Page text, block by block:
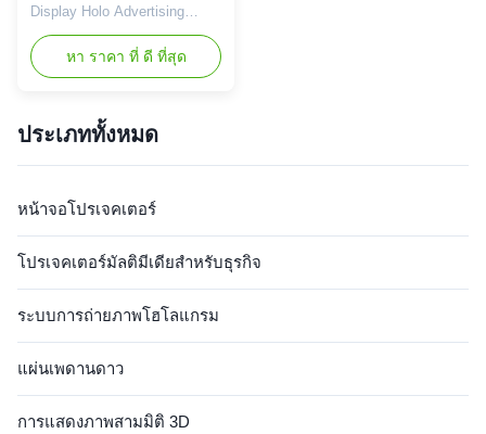
Display Holo Advertising
Player 2x2 m for Retail The
Scandinavia 360XXL 3d
holographic display is a 4
which lets you combine a
physical product with 3D
4 sides and is designed for
open ...
หา ราคา ที่ ดี ที่สุด
ประเภททั้งหมด
หน้าจอโปรเจคเตอร์
โปรเจคเตอร์มัลติมีเดียสำหรับธุรกิจ
ระบบการถ่ายภาพโฮโลแกรม
แผ่นเพดานดาว
การแสดงภาพสามมิติ 3D